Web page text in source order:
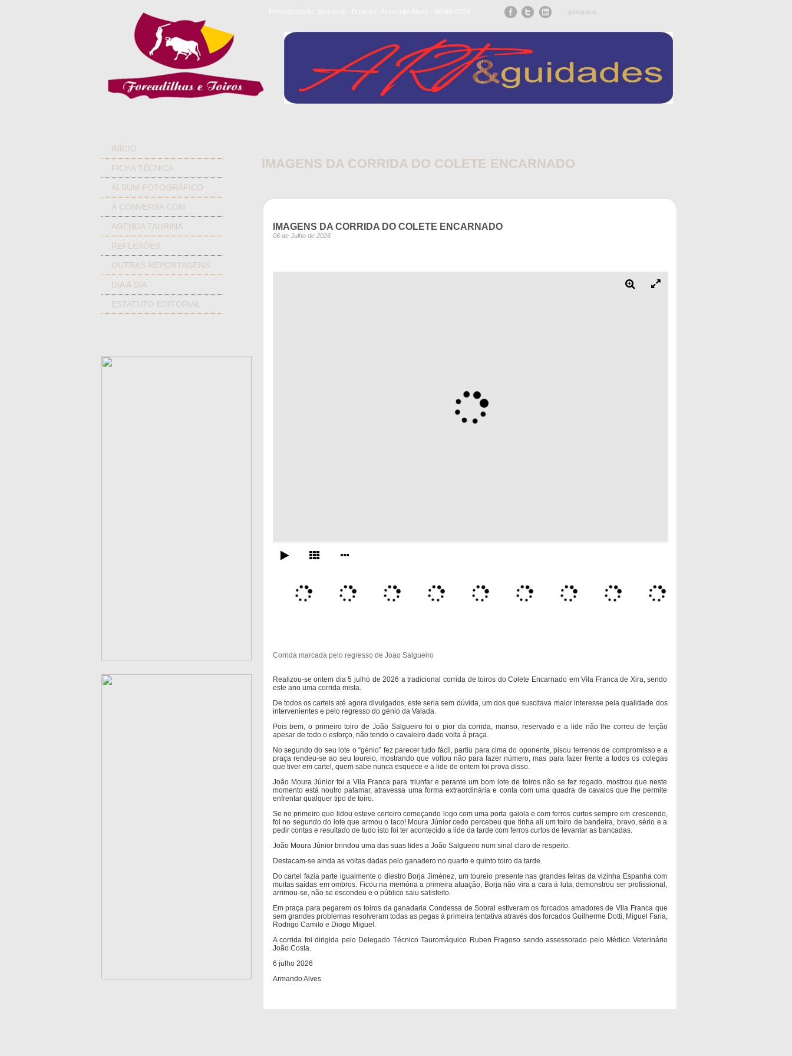
INÍCIO
FICHA TÉCNICA
ÁLBUM FOTOGRÁFICO
À CONVERSA COM
AGENDA TAURINA
REFLEXÕES
OUTRAS REPORTAGENS
DIA A DIA
ESTATUTO EDITORIAL
IMAGENS DA CORRIDA DO COLETE ENCARNADO
IMAGENS DA CORRIDA DO COLETE ENCARNADO
06 de Julho de 2026
Corrida marcada pelo regresso de Joao Salgueiro
Realizou-se ontem dia 5 julho de 2026 a tradicional corrida de toiros do Colete Encarnado em Vila Franca de Xira, sendo
este ano uma corrida mista.
De todos os carteis até agora divulgados, este seria sem dúvida, um dos que suscitava maior interesse pela qualidade dos
intervenientes e pelo regresso do génio da Valada.
Pois bem, o primeiro toiro de João Salgueiro foi o pior da corrida, manso, reservado e a lide não lhe correu de feição
apesar de todo o esforço, não tendo o cavaleiro dado volta á praça.
No segundo do seu lote o “génio” fez parecer tudo fácil, partiu para cima do oponente, pisou terrenos de compromisso e a
praça rendeu-se ao seu toureio, mostrando que voltou não para fazer número, mas para fazer frente a todos os colegas
que tiver em cartel, quem sabe nunca esquece e a lide de ontem foi prova disso.
João Moura Júnior foi a Vila Franca para triunfar e perante um bom lote de toiros não se fez rogado, mostrou que neste
momento está noutro patamar, atravessa uma forma extraordinária e conta com uma quadra de cavalos que lhe permite
enfrentar qualquer tipo de toiro.
Se no primeiro que lidou esteve certeiro começando logo com uma porta gaiola e com ferros curtos sempre em crescendo,
foi no segundo do lote que armou o taco! Moura Júnior cedo percebeu que tinha ali um toiro de bandeira, bravo, sério e a
pedir contas e resultado de tudo isto foi ter acontecido a lide da tarde com ferros curtos de levantar as bancadas.
João Moura Júnior brindou uma das suas lides a João Salgueiro num sinal claro de respeito.
Destacam-se ainda as voltas dadas pelo ganadero no quarto e quinto toiro da tarde.
Do cartel fazia parte igualmente o diestro Borja Jimènez, um toureio presente nas grandes feiras da vizinha Espanha com
muitas saídas em ombros. Ficou na memória a primeira atuação, Borja não vira a cara á luta, demonstrou ser profissional,
arrimou-se, não se escondeu e o público saiu satisfeito.
Em praça para pegarem os toiros da ganadaria Condessa de Sobral estiveram os forcados amadores de Vila Franca que
sem grandes problemas resolveram todas as pegas á primeira tentativa através dos forcados Guilherme Dotti, Miguel Faria,
Rodrigo Camilo e Diogo Miguel.
A corrida foi dirigida pelo Delegado Técnico Tauromáquico Ruben Fragoso sendo assessorado pelo Médico Veterinário
João Costa.
6 julho 2026
Armando Alves